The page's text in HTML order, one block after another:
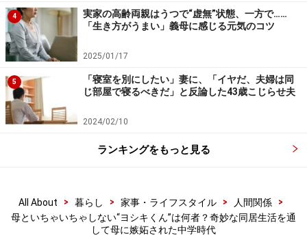
4
実家の高齢両親はうつで“虚無”状態、一方で……
「生き方がうまい」義母に感じる元気のコツ
2025/01/17
5
「寝室を別にしたい」妻に、「イヤだ、夫婦は同
じ部屋で寝るべきだ」と反論した43歳こじらせ夫
2024/02/10
ランキングをもっと見る
All About > 暮らし > 家事・ライフスタイル > 人間関係
>
母といちゃいちゃしない“ヨシキくん”は何者？奇妙な同居生活を通
して母に嫉妬された中学時代